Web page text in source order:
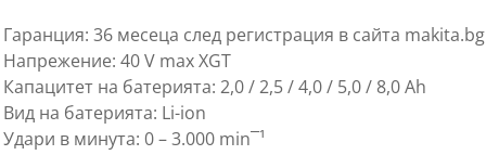
Гаранция: 36 месеца след регистрация в сайта makita.bg
Напрежение: 40 V max XGT
Капацитет на батерията: 2,0 / 2,5 / 4,0 / 5,0 / 8,0 Ah
Вид на батерията: Li-ion
Удари в минута: 0 – 3.000 min¯¹